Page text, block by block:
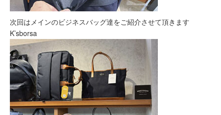
次回はメインのビジネスバッグ達をご紹介させて頂きます
K’sborsa